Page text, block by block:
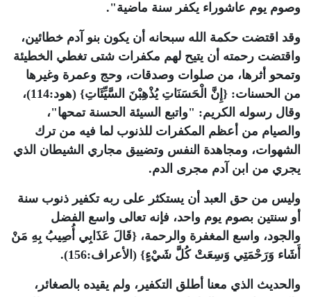
وصوم يوم عاشوراء يكفر سنة ماضية".
وقد اقتضت حكمة الله سبحانه أن يكون بنو آدم خطائين،
واقتضت رحمته أن يتيح لهم مكفرات شتى تغطي الخطيئة
وتمحو أثرها، من صلوات وصدقات، وحج وعمرة وغيرها
من الحسنات: {إِنَّ الْحَسَنَاتِ يُذْهِبْنَ السَّيِّئَاتِ} (هود:114)،
وقال رسوله الكريم: "واتبع السيئة الحسنة تمحها"،
والصيام من أعظم المكفرات للذنوب لما فيه من ترك
الشهوات، ومجاهدة النفس وتضييق مجاري الشيطان الذي
يجري من ابن آدم مجرى الدم.
وليس من حق العبد أن يستكثر على ربه تكفير ذنوب سنة
أو سنتين بصوم يوم واحد، فإنه تعالى واسع الفضل
والجود، واسع المغفرة والرحمة، {قَالَ عَذَابِي أُصِيبُ بِهِ مَنْ
أَشَاء وَرَحْمَتِي وَسِعَتْ كُلَّ شَيْءٍ} (الأعراف:156).
والحديث الذي معنا أطلق التكفير، ولم يقيده بالصغائر،